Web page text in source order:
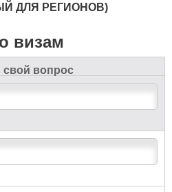
ДЛЯ РЕГИОНОВ)
визам
свой вопрос